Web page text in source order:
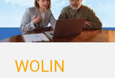
WOLIN